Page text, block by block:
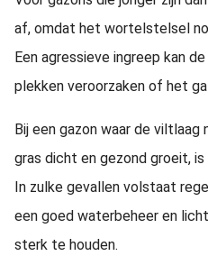
af, omdat het wortelstelsel
Een agressieve ingreep kan
plekken veroorzaken of het
Bij een gazon waar de
gras dicht en gezond groeit,
In zulke gevallen volstaat
een goed waterbeheer en
sterk te houden.